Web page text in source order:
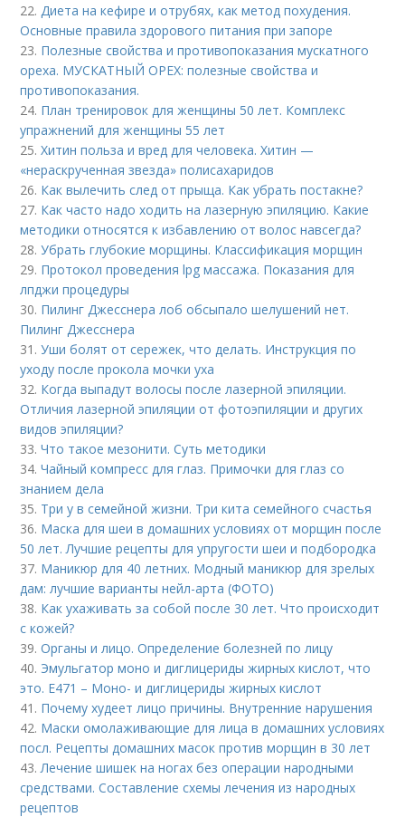
22. Диета на кефире и отрубях, как метод похудения.
Основные правила здорового питания при запоре
23. Полезные свойства и противопоказания мускатного
ореха. МУСКАТНЫЙ ОРЕХ: полезные свойства и
противопоказания.
24. План тренировок для женщины 50 лет. Комплекс
упражнений для женщины 55 лет
25.Хитин польза и вред для человека. Хитин —
«нераскрученная звезда» полисахаридов
26. Как вылечить след от прыща. Как убрать постакне?
27. Как часто надо ходить на лазерную эпиляцию. Какие
методики относятся к избавлению от волос навсегда?
28.Убрать глубокие морщины. Классификация морщин
29. Протокол проведения lpg массажа. Показания для
лпджи процедуры
30. Пилинг Джесснера лоб обсыпало шелушений нет.
Пилинг Джесснера
31.Уши болят от сережек, что делать. Инструкция по
уходу после прокола мочки уха
32. Когда выпадут волосы после лазерной эпиляции.
Отличия лазерной эпиляции от фотоэпиляции и других
видов эпиляции?
33.Что такое мезонити. Суть методики
34.Чайный компресс для глаз. Примочки для глаз со
знанием дела
35. Три у в семейной жизни. Три кита семейного счастья
36. Маска для шеи в домашних условиях от морщин после
50 лет. Лучшие рецепты для упругости шеи и подбородка
37. Маникюр для 40 летних. Модный маникюр для зрелых
дам: лучшие варианты нейл-арта (ФОТО)
38. Как ухаживать за собой после 30 лет. Что происходит
с кожей?
39.Органы и лицо. Определение болезней по лицу
40. Эмульгатор моно и диглицериды жирных кислот, что
это. Е471 – Моно- и диглицериды жирных кислот
41. Почему худеет лицо причины. Внутренние нарушения
42. Маски омолаживающие для лица в домашних условиях
посл. Рецепты домашних масок против морщин в 30 лет
43. Лечение шишек на ногах без операции народными
средствами. Составление схемы лечения из народных
рецептов